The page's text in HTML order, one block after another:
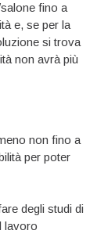
fino a
e, se per la
si trova
non avrà più
non fino a
per poter
degli studi di
lavoro